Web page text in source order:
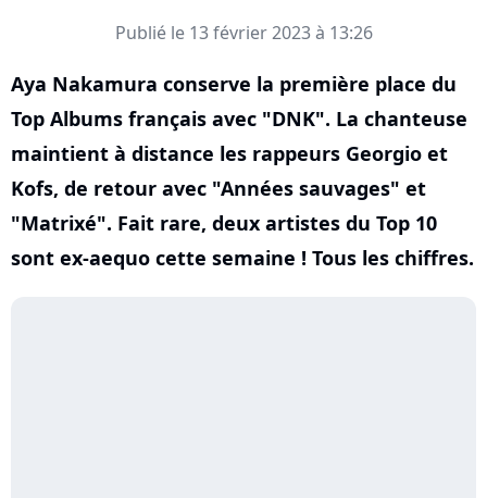
Publié le 13 février 2023 à 13:26
Aya Nakamura conserve la première place du
Top Albums français avec "DNK". La chanteuse
maintient à distance les rappeurs Georgio et
Kofs, de retour avec "Années sauvages" et
"Matrixé". Fait rare, deux artistes du Top 10
sont ex-aequo cette semaine ! Tous les chiffres.